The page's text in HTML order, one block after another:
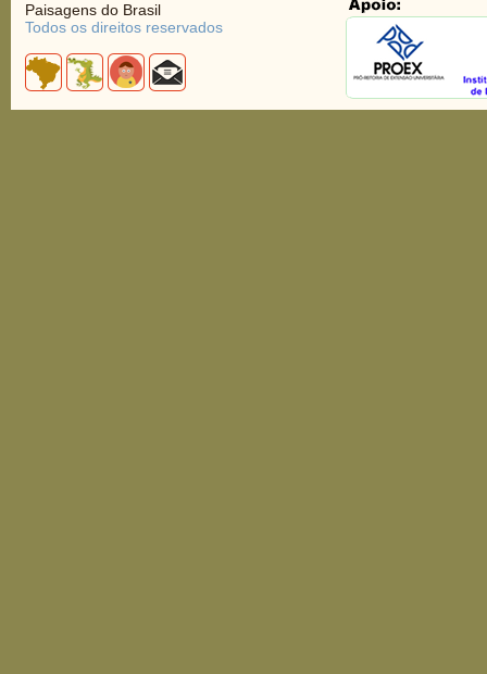
Paisagens do Brasil
Todos os direitos reservados